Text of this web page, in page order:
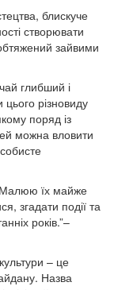
блискуче
створювати
зайвими
глибший і
різновиду
поряд із
можна вловити
Малюю їх майже
згадати події та
років.”–
– це
Назва